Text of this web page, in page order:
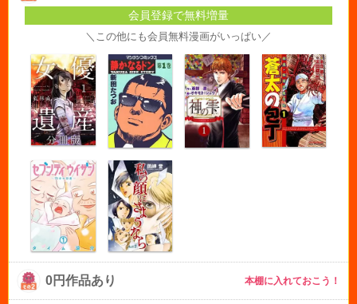
会員登録で無料増量
＼この他にも会員無料漫画がいっぱい／
0円作品あり 本棚に入れておこう！